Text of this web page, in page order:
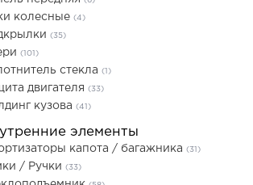
колесные (4)
(35)
(101)
стекла (1)
двигателя (33)
кузова (41)
элементы
капота / багажника (31)
/ Ручки (33)